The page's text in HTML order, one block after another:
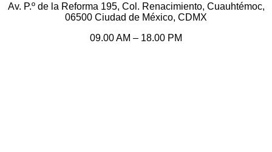
Av. P.º de la Reforma 195, Col. Renacimiento, Cuauhtémoc,
06500 Ciudad de México, CDMX
09.00 AM – 18.00 PM